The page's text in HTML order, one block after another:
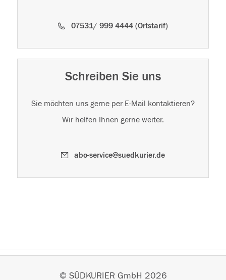
07531/ 999 4444 (Ortstarif)
Schreiben Sie uns
Sie möchten uns gerne per E-Mail kontaktieren?
Wir helfen Ihnen gerne weiter.
abo-service@suedkurier.de
© SÜDKURIER GmbH 2026